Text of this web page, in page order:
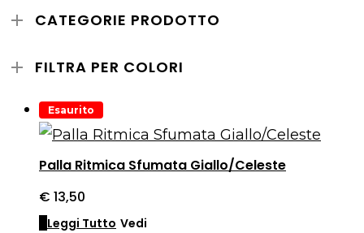
CATEGORIE PRODOTTO
FILTRA PER COLORI
Esaurito
Palla Ritmica Sfumata Giallo/Celeste
€ 13,50
Leggi Tutto Vedi